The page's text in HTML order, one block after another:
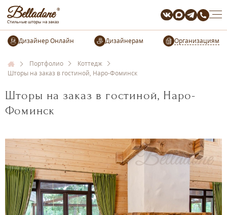
Организациям
Портфолио
Коттедж
Шторы на заказ в гостиной, Наро-Фоминск
Шторы на заказ в гостиной, Наро-
Фоминск